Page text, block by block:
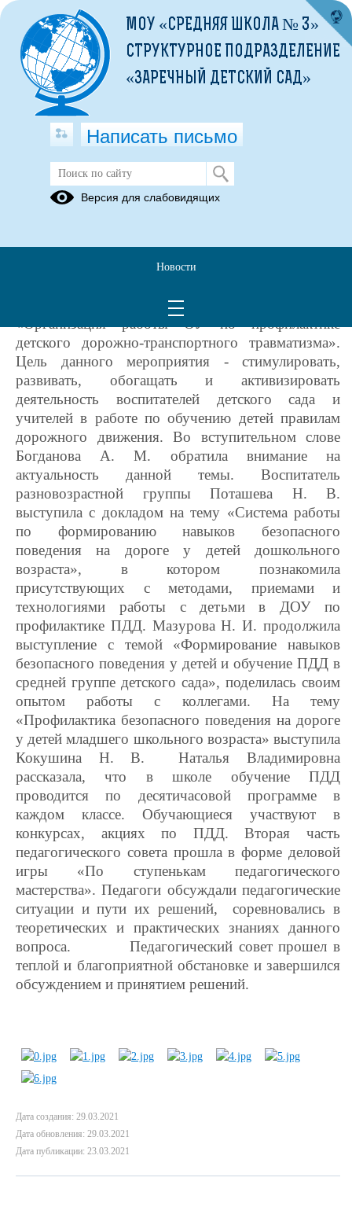
Педсовет «Организация работы ОУ
по профилактике детского дорожно-
детский сад» прошел педсовет на тему
«Организация работы ОУ по профилактике
детского дорожно-транспортного травматизма».
Цель данного мероприятия - стимулировать,
развивать, обогащать и активизировать
деятельность воспитателей детского сада и
учителей в работе по обучению детей правилам
дорожного движения. Во вступительном слове
Богданова А. М. обратила внимание на
актуальность данной темы. Воспитатель
разновозрастной группы Поташева Н. В.
выступила с докладом на тему «Система работы
по формированию навыков безопасного
поведения на дороге у детей дошкольного
возраста», в котором познакомила
присутствующих с методами, приемами и
технологиями работы с детьми в ДОУ по
профилактике ПДД. Мазурова Н. И. продолжила
выступление с темой «Формирование навыков
безопасного поведения у детей и обучение ПДД в
средней группе детского сада», поделилась своим
опытом работы с коллегами. На тему
«Профилактика безопасного поведения на дороге
у детей младшего школьного возраста» выступила
Кокушина Н. В. Наталья Владимировна
рассказала, что в школе обучение ПДД
проводится по десятичасовой программе в
каждом классе. Обучающиеся участвуют в
конкурсах, акциях по ПДД. Вторая часть
педагогического совета прошла в форме деловой
игры «По ступенькам педагогического
мастерства». Педагоги обсуждали педагогические
ситуации и пути их решений, соревновались в
теоретических и практических знаниях данного
вопроса. Педагогический совет прошел в
теплой и благоприятной обстановке и завершился
обсуждением и принятием решений.
Дата создания: 29.03.2021
Дата обновления: 29.03.2021
Дата публикации: 23.03.2021
МОУ «СРЕДНЯЯ ШКОЛА № 3»
СТРУКТУРНОЕ ПОДРАЗДЕЛЕНИЕ
«ЗАРЕЧНЫЙ ДЕТСКИЙ САД»
Написать письмо
Версия для слабовидящих
Новости